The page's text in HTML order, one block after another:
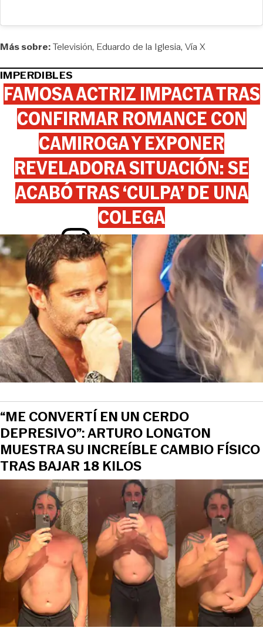
View this post on Instagram
Más sobre:Televisión Eduardo de la Iglesia Vía X
IMPERDIBLES
FAMOSA ACTRIZ IMPACTA TRAS
CONFIRMAR ROMANCE CON
CAMIROGA Y EXPONER
REVELADORA SITUACIÓN: SE
ACABÓ TRAS ‘CULPA’ DE UNA
COLEGA
“ME CONVERTÍ EN UN CERDO
DEPRESIVO”: ARTURO LONGTON
MUESTRA SU INCREÍBLE CAMBIO FÍSICO
TRAS BAJAR 18 KILOS